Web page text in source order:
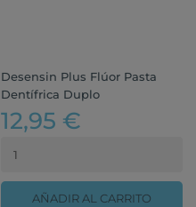
Desensin Plus Flúor Pasta
Dentífrica Duplo
12,95 €
AÑADIR AL CARRITO